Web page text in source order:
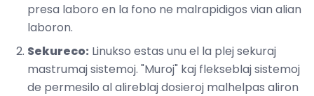
presa laboro en la fono ne malrapidigos vian alian
laboron.
Sekureco: Linukso estas unu el la plej sekuraj
mastrumaj sistemoj. "Muroj" kaj flekseblaj sistemoj
de permesilo al alireblaj dosieroj malhelpas aliron